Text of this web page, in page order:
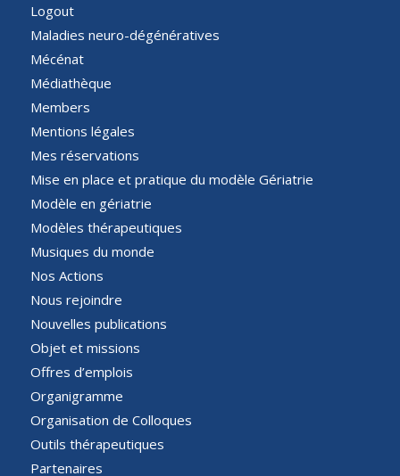
Logout
Maladies neuro-dégénératives
Mécénat
Médiathèque
Members
Mentions légales
Mes réservations
Mise en place et pratique du modèle Gériatrie
Modèle en gériatrie
Modèles thérapeutiques
Musiques du monde
Nos Actions
Nous rejoindre
Nouvelles publications
Objet et missions
Offres d’emplois
Organigramme
Organisation de Colloques
Outils thérapeutiques
Partenaires